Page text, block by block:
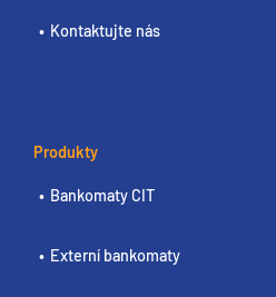
Kontaktujte nás
Produkty
Bankomaty CIT
Externí bankomaty